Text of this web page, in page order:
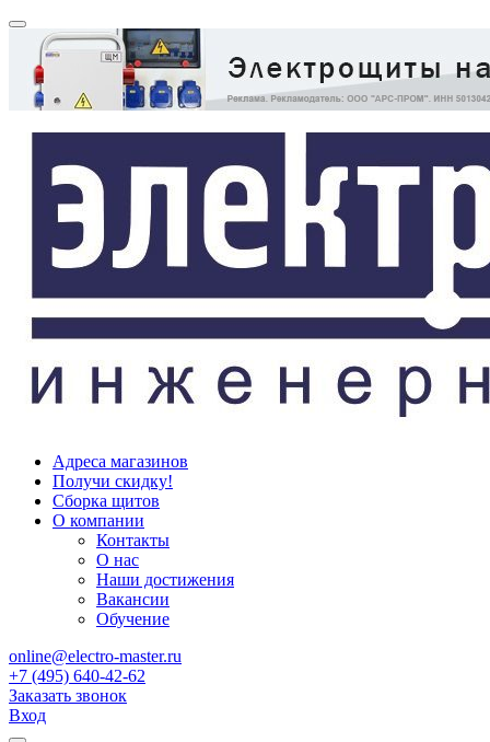
Адреса магазинов
Получи скидку!
Сборка щитов
О компании
Контакты
О нас
Наши достижения
Вакансии
Обучение
online@electro-master.ru
+7 (495) 640-42-62
Заказать звонок
Вход